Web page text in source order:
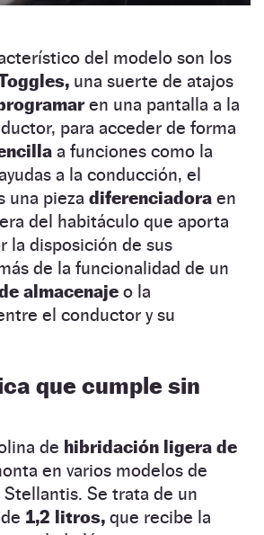
del modelo son los
una suerte de atajos
en una pantalla a la
para acceder de forma
a funciones como la
a la conducción, el
una pieza diferenciadora en
del habitáculo que aporta
la disposición de sus
de la funcionalidad de un
almacenaje o la
el conductor y su
que cumple sin
de hibridación ligera de
en varios modelos de
Se trata de un
1,2 litros, que recibe la